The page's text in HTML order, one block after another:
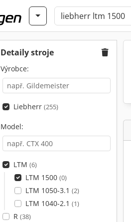
Detaily stroje
Výrobce:
Liebherr (255)
Model:
LTM (6)
LTM 1500 (0)
LTM 1050-3.1 (2)
LTM 1040-2.1 (1)
R (38)